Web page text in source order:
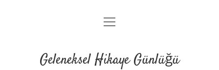
Anasayfa
menüyü
Geleneksel Hikaye Günlüğü